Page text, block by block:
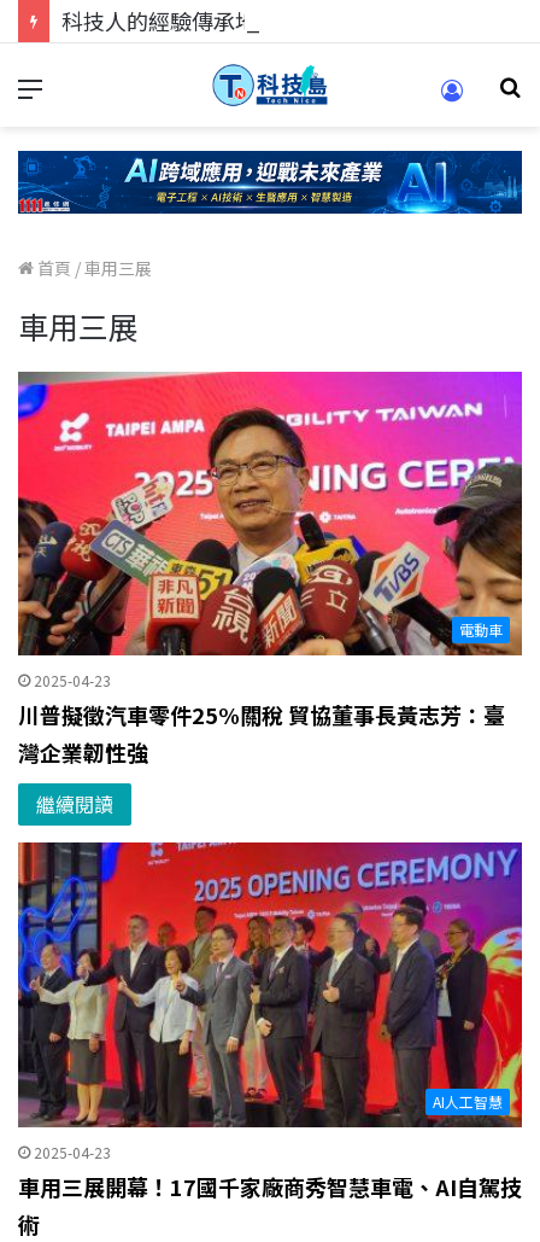
首頁 /車用三展
車用三展
電動車
2025-04-23
川普擬徵汽車零件25%關稅 貿協董事長黃志芳：臺
灣企業韌性強
繼續閱讀
AI人工智慧
2025-04-23
車用三展開幕！17國千家廠商秀智慧車電、AI自駕技
術